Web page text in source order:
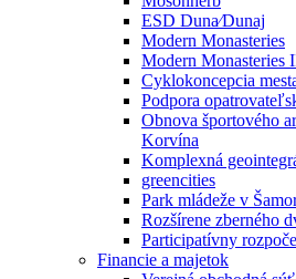
ESD Duna⁄Dunaj
Modern Monasteries
Modern Monasteries
Cyklokoncepcia
Podpora
Obnova športového
Korvína
Komplexná
greencities
Park mládeže v
Rozšírene zberného
Participatívny
Financie a majetok